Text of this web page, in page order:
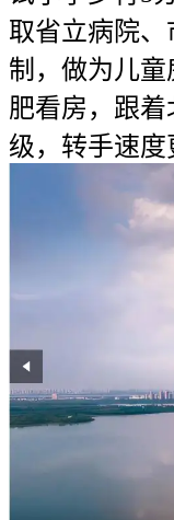
取省立病院、
制，做为儿
肥看房，跟
级，转手速度